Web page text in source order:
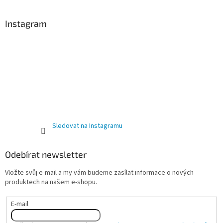
Instagram
Sledovat na Instagramu
Odebírat newsletter
Vložte svůj e-mail a my vám budeme zasílat informace o nových
produktech na našem e-shopu.
E-mail